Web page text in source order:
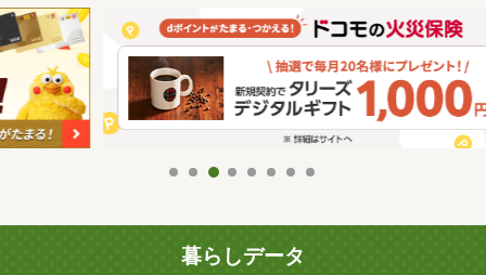
暮らしデータ